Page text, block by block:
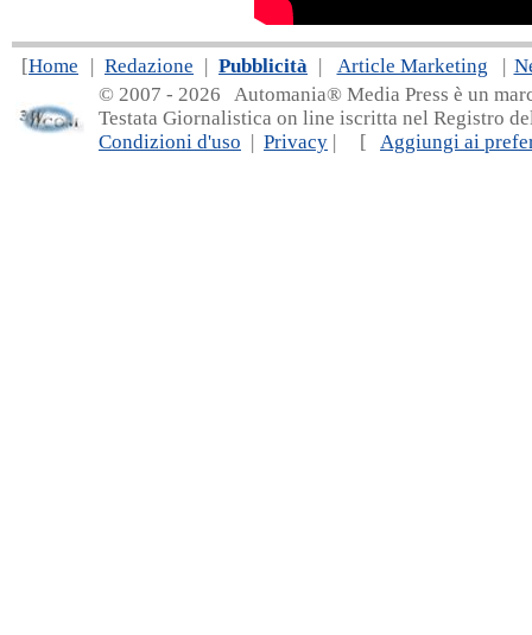
[Home | Redazione | Pubblicità | Article Marketing |
© 2007 - 2026 Automania® Media Press è un
Testata Giornalistica on line iscritta nel Registro
Condizioni d'uso | Privacy | [ Aggiungi ai